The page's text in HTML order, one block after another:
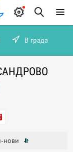
В града
нови